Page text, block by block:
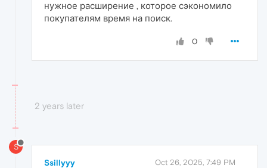
нужное расширение , которое сэкономило
покупателям время на поиск.
0
2 years later
S
Ssillyyy Oct 26, 2025, 7:49 PM